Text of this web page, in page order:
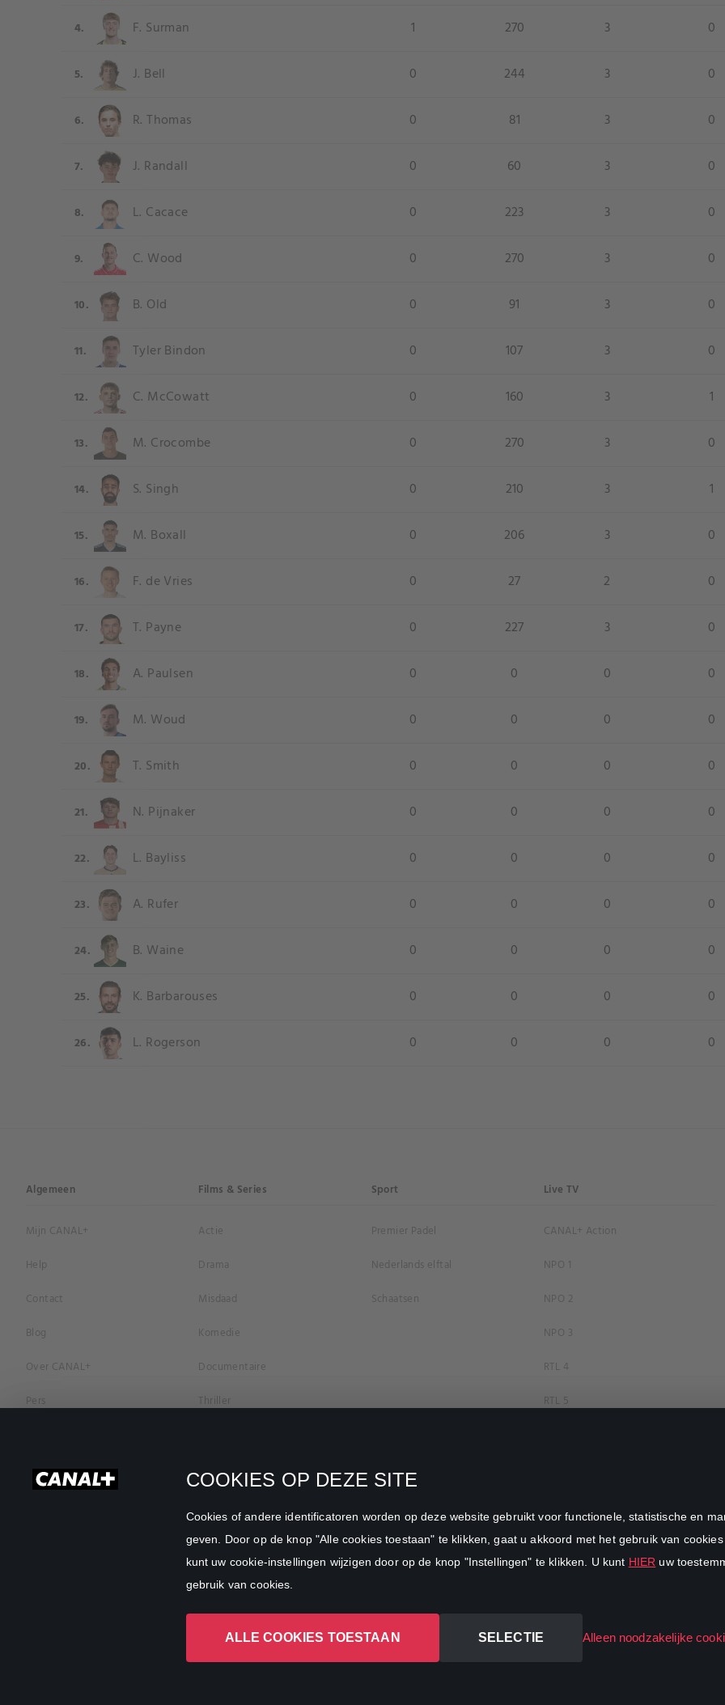
COOKIES OP DEZE SITE
Cookies of andere identificatoren worden op deze website gebruikt voor functionele, statistische en
geven. Door op de knop "Alle cookies toestaan" te klikken, gaat u akkoord met het gebruik van
kunt uw cookie-instellingen wijzigen door op de knop "Instellingen" te klikken. U kunt HIER uw
gebruik van cookies.
ALLE COOKIES TOESTAAN SELECTIE Alleen noodzakelijke
4. F. Surman 1 270 3 0
5. J. Bell 0 244 3 0
6. R. Thomas 0 81 3 0
7. J. Randall 0 60 3 0
8. L. Cacace 0 223 3 0
9. C. Wood 0 270 3 0
10. B. Old 0 91 3 0
11. Tyler Bindon 0 107 3 0
12. C. McCowatt 0 160 3 1
13. M. Crocombe 0 270 3 0
14. S. Singh 0 210 3 1
15. M. Boxall 0 206 3 0
16. F. de Vries 0 27 2 0
17. T. Payne 0 227 3 0
18. A. Paulsen 0 0 0 0
19. M. Woud 0 0 0 0
20. T. Smith 0 0 0 0
21. N. Pijnaker 0 0 0 0
22. L. Bayliss 0 0 0 0
23. A. Rufer 0 0 0 0
24. B. Waine 0 0 0 0
25. K. Barbarouses 0 0 0 0
26. L. Rogerson 0 0 0 0
Algemeen
Mijn CANAL+
Help
Contact
Blog
Over CANAL+
Pers
Privacybeleid
Films & Series
Actie
Drama
Misdaad
Komedie
Documentaire
Thriller
Romantiek
Familie
Sport
Sport
Premier Padel
Nederlands elftal
Schaatsen
Live TV
CANAL+ Action
NPO 1
NPO 2
NPO 3
RTL 4
RTL 5
SBS6
Net5
DreamWorks Channel